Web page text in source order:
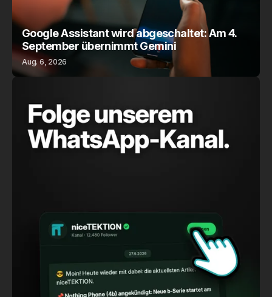
Google Assistant wird abgeschaltet: Am 4.
September übernimmt Gemini
Aug. 6, 2026